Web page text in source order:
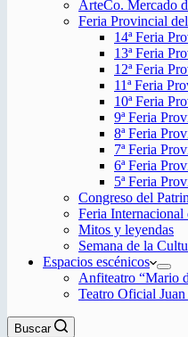
ArteCo. Mercado
Feria Provincial
14ª Feria
13ª Feria
12ª Feria
11ª Feria
10ª Feria
9ª Feria
8ª Feria
7ª Feria
6ª Feria
5ª Feria
Congreso del
Feria
Mitos y leyendas
Semana de la
Espacios escénicos
Anfiteatro “Mario
Teatro Oficial Juan
Buscar